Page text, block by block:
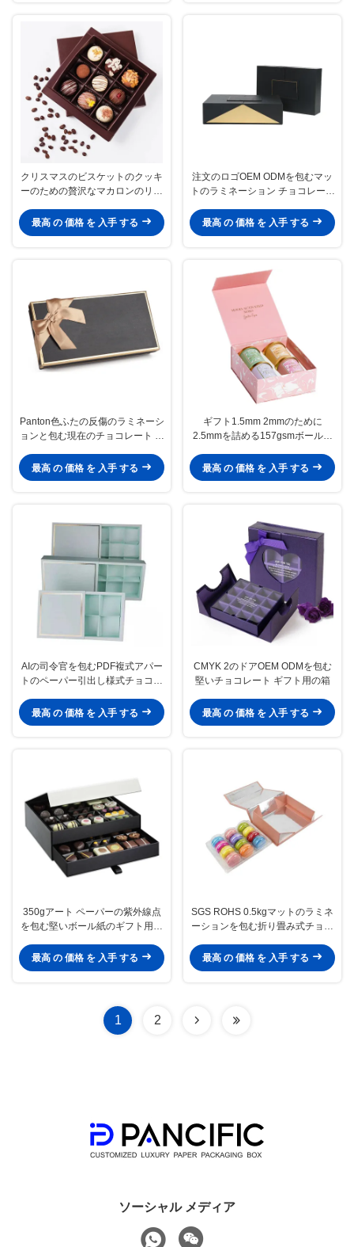
クリスマスのビスケットのクッキ
ーのための贅沢なマカロンのリボ
最高 の 価格 を 入手 する
注文のロゴOEM ODMを包むマッ
トのラミネーション チョコレート
最高 の 価格 を 入手 する
Panton色ふたの反傷のラミネーシ
ョンと包む現在のチョコレート ギ
最高 の 価格 を 入手 する
ギフト1.5mm 2mmのために
2.5mmを詰める157gsmボール紙
最高 の 価格 を 入手 する
AIの司令官を包むPDF複式アパー
トのペーパー引出し様式チョコレ
最高 の 価格 を 入手 する
CMYK 2のドアOEM ODMを包む
堅いチョコレート ギフト用の箱
最高 の 価格 を 入手 する
350gアート ペーパーの紫外線点
を包む堅いボール紙のギフト用の
最高 の 価格 を 入手 する
SGS ROHS 0.5kgマットのラミネ
ーションを包む折り畳み式チョコ
最高 の 価格 を 入手 する
1 2
ソーシャル メディア